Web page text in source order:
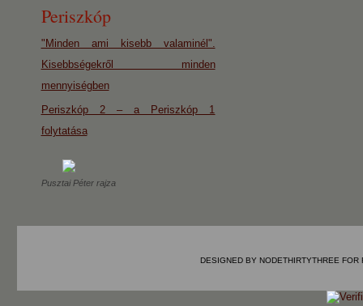
Periszkóp
"Minden ami kisebb valaminél".
Kisebbségekről minden
mennyiségben
Periszkóp 2 – a Periszkóp 1
folytatása
Pusztai Péter rajza
DESIGNED BY NODETHIRTYTHREE FOR